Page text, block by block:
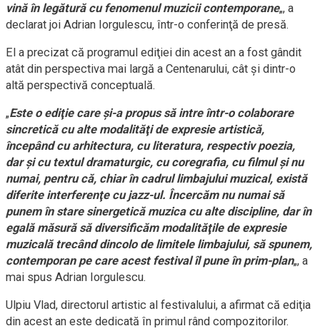
vină în legătură cu fenomenul muzicii contemporane„, a
declarat joi Adrian Iorgulescu, într-o conferinţă de presă.
El a precizat că programul ediţiei din acest an a fost gândit
atât din perspectiva mai largă a Centenarului, cât şi dintr-o
altă perspectivă conceptuală.
„Este o ediţie care şi-a propus să intre într-o colaborare
sincretică cu alte modalităţi de expresie artistică,
începând cu arhitectura, cu literatura, respectiv poezia,
dar şi cu textul dramaturgic, cu coregrafia, cu filmul şi nu
numai, pentru că, chiar în cadrul limbajului muzical, există
diferite interferenţe cu jazz-ul. Încercăm nu numai să
punem în stare sinergetică muzica cu alte discipline, dar în
egală măsură să diversificăm modalităţile de expresie
muzicală trecând dincolo de limitele limbajului, să spunem,
contemporan pe care acest festival îl pune în prim-plan„, a
mai spus Adrian Iorgulescu.
Ulpiu Vlad, directorul artistic al festivalului, a afirmat că ediţia
din acest an este dedicată în primul rând compozitorilor.